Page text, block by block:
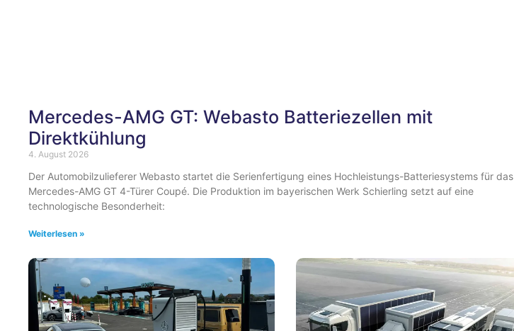
Mercedes-AMG GT: Webasto Batteriezellen mit
Direktkühlung
4. August 2026
Der Automobilzulieferer Webasto startet die Serienfertigung eines Hochleistungs-Batteriesystems für das
Mercedes-AMG GT 4-Türer Coupé. Die Produktion im bayerischen Werk Schierling setzt auf eine
technologische Besonderheit:
Weiterlesen »